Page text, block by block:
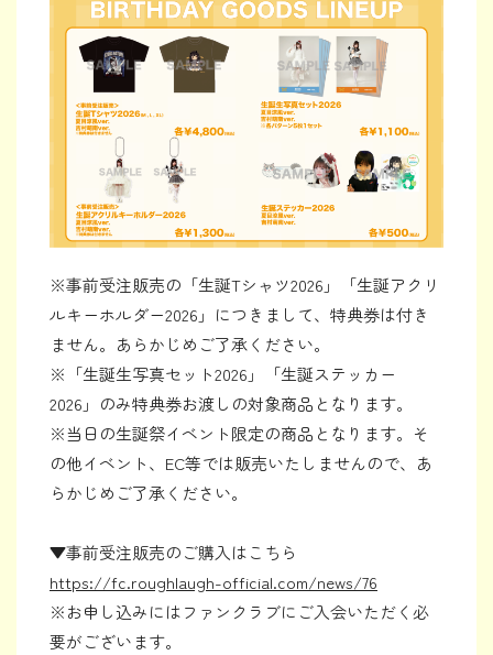
※事前受注販売の「生誕Tシャツ2026」「生誕アクリ
ルキーホルダー2026」につきまして、特典券は付き
ません。あらかじめご了承ください。
※「生誕生写真セット2026」「生誕ステッカー
2026」のみ特典券お渡しの対象商品となります。
※当日の生誕祭イベント限定の商品となります。そ
の他イベント、EC等では販売いたしませんので、あ
らかじめご了承ください。
▼事前受注販売のご購入はこちら
https://fc.roughlaugh-official.com/news/76
※お申し込みにはファンクラブにご入会いただく必
要がございます。